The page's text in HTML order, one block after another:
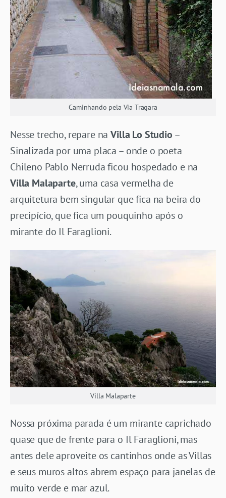
Caminhando pela Via Tragara
Nesse trecho, repare naVilla Lo Studio –
Sinalizada por uma placa – onde o poeta
Chileno Pablo Nerruda ficou hospedado e na
Villa Malaparte, uma casa vermelha de
arquitetura bem singular que fica na beira do
precipício, que fica um pouquinho após o
mirante do Il Faraglioni.
Villa Malaparte
Nossa próxima parada é um mirante caprichado
quase que de frente para o Il Faraglioni, mas
antes dele aproveite os cantinhos onde as Villas
e seus muros altos abrem espaço para janelas de
muito verde e mar azul.